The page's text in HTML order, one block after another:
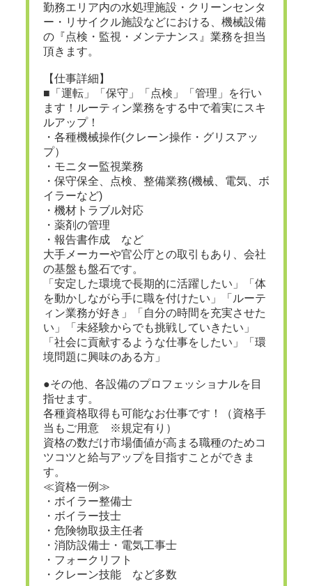
勤務エリア内の水処理施設・クリーンセンタ
ー・リサイクル施設などにおける、機械設備
の『点検・監視・メンテナンス』業務を担当
頂きます。
【仕事詳細】
■「運転」「保守」「点検」「管理」を行い
ます！ルーティン業務をする中で着実にスキ
ルアップ！
・各種機械操作(クレーン操作・グリスアッ
プ）
・モニター監視業務
・保守保全、点検、整備業務(機械、電気、ボ
イラーなど)
・機材トラブル対応
・薬剤の管理
・報告書作成 など
大手メーカーや官公庁との取引もあり、会社
の基盤も盤石です。
「安定した環境で長期的に活躍したい」「体
を動かしながら手に職を付けたい」「ルーテ
ィン業務が好き」「自分の時間を充実させた
い」「未経験からでも挑戦していきたい」
「社会に貢献するような仕事をしたい」「環
境問題に興味のある方」
●その他、各設備のプロフェッショナルを目
指せます。
各種資格取得も可能なお仕事です！（資格手
当もご用意 ※規定有り）
資格の数だけ市場価値が高まる職種のためコ
ツコツと給与アップを目指すことができま
す。
≪資格一例≫
・ボイラー整備士
・ボイラー技士
・危険物取扱主任者
・消防設備士・電気工事士
・フォークリフト
・クレーン技能 など多数